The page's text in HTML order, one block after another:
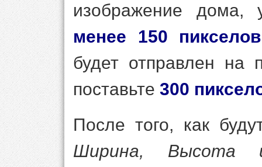
изображение дома,
менее 150
будет отправлен на
поставьте 300
После того, как
Ширина, Высота